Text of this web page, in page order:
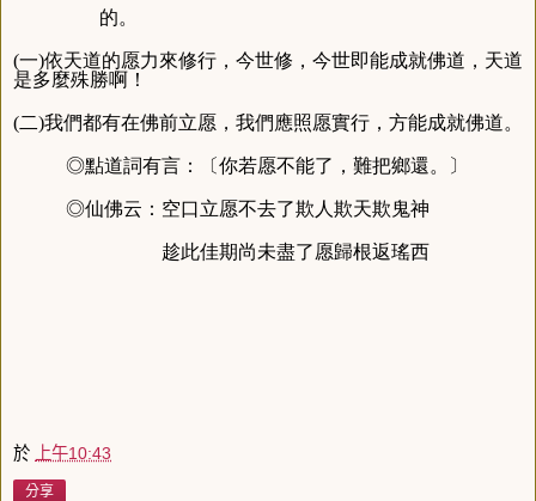
的。
(一)依天道的愿力來修行，今世修，今世即能成就佛道，天道
是多麼殊勝啊！
(二)我們都有在佛前立愿，我們應照愿實行，方能成就佛道。
◎點道詞有言：〔你若愿不能了，難把鄉還。〕
◎仙佛云：空口立愿不去了欺人欺天欺鬼神
趁此佳期尚未盡了愿歸根返瑤西
於 上午10:43
分享